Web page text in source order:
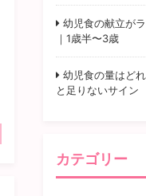
幼児食の献立が
｜1歳半〜3歳
幼児食の量はど
と足りないサイン
カテゴリー